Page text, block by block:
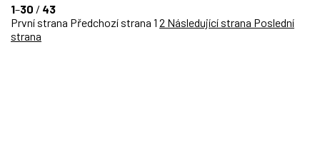
1–30 / 43
První strana Předchozí strana 1 2 Následující strana Poslední
strana